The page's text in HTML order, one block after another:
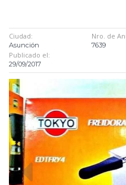
Ciudad:
Asunción
Nro. de
7639
Publicado el:
29/09/2017